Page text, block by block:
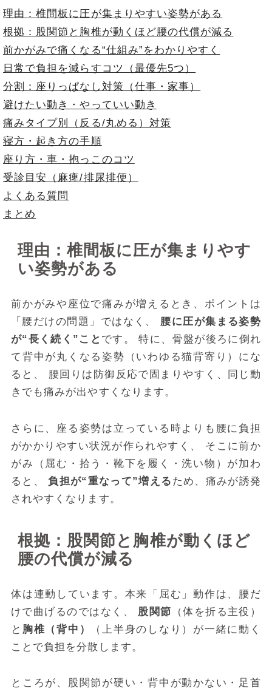
理由：椎間板に圧が集まりやすい姿勢がある
根拠：股関節と胸椎が動くほど腰の代償が減る
前かがみで痛くなる“仕組み”をわかりやすく
日常で負担を減らすコツ（最優先5つ）
分割：座りっぱなし対策（仕事・家事）
避けたい動き・やっていい動き
痛みタイプ別（反る/丸める）対策
寝方・起き方の手順
座り方・車・抱っこのコツ
受診目安（麻痺/排尿排便）
よくある質問
まとめ
理由：椎間板に圧が集まりやす
い姿勢がある
前かがみや座位で痛みが増えるとき、ポイントは
「腰だけの問題」ではなく、 腰に圧が集まる姿勢
が“長く続く”こと です。 特に、骨盤が後ろに倒れ
て背中が丸くなる姿勢（いわゆる猫背寄り）にな
ると、 腰回りは防御反応で固まりやすく、同じ動
きでも痛みが出やすくなります。
さらに、座る姿勢は立っている時よりも腰に負担
がかかりやすい状況が作られやすく、 そこに前か
がみ（屈む・拾う・靴下を履く・洗い物）が加わ
ると、負担が“重なって”増える ため、痛みが誘発
されやすくなります。
根拠：股関節と胸椎が動くほど
腰の代償が減る
体は連動しています。本来「屈む」動作は、腰だ
けで曲げるのではなく、 股関節 （体を折る主役）
と 胸椎（背中）
（上半身のしなり）が一緒に動く
ことで負担を分散します。
ところが、股関節が硬い・背中が動かない・足首